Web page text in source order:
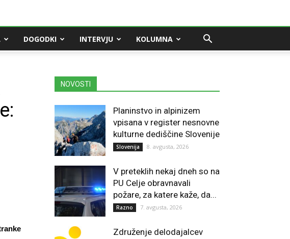
DOGODKI INTERVJU KOLUMNA
NOVOSTI
Planinstvo in alpinizem
vpisana v register nesnovne
kulturne dediščine Slovenije
Slovenija 8. avgusta, 2026
V preteklih nekaj dneh so na
PU Celje obravnavali
požare, za katere kaže, da...
Razno 7. avgusta, 2026
Združenje delodajalcev